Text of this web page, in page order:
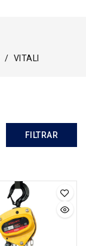
VITALI
FILTRAR